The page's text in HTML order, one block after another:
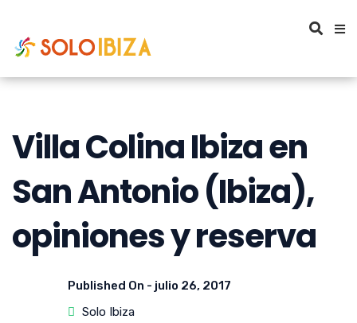
Villa Colina Ibiza en
San Antonio (Ibiza),
opiniones y reserva
Published On - julio 26, 2017
Solo Ibiza